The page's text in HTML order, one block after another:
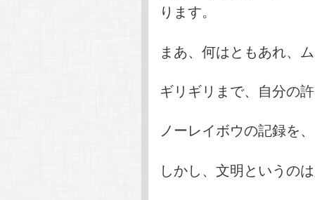
ります。
まあ、何はともあれ、
ギリギリまで、自分の
ノーレイボウの記録を
しかし、文明というの